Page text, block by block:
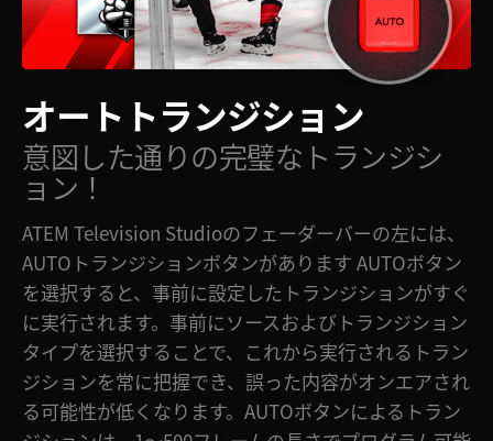
オートトランジション
意図した通りの完璧なトランジシ
ョン！
ATEM Television Studioのフェーダーバーの左には、
AUTOトランジションボタンがあります AUTOボタン
を選択すると、事前に設定したトランジションがすぐ
に実行されます。事前にソースおよびトランジション
タイプを選択することで、これから実行されるトラン
ジションを常に把握でき、誤った内容がオンエアされ
る可能性が低くなります。AUTOボタンによるトラン